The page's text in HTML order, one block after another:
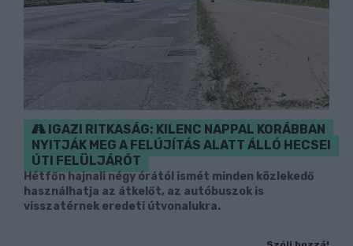
IGAZI RITKASÁG: KILENC NAPPAL KORÁBBAN
NYITJÁK MEG A FELÚJÍTÁS ALATT ÁLLÓ HECSEI
ÚTI FELÜLJÁRÓT
Hétfőn hajnali négy órától ismét minden közlekedő
használhatja az átkelőt, az autóbuszok is
visszatérnek eredeti útvonalukra.